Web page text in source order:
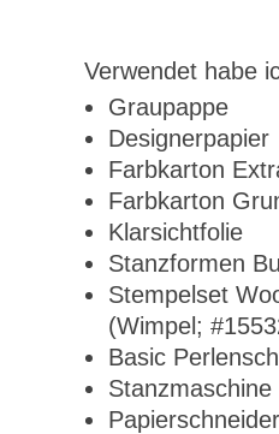
Verwendet habe
Graupappe
Designerpapier
Farbkarton
Farbkarton
Klarsichtfolie
Stanzformen
Stempelset
(Wimpel;
Basic
Papierschneider